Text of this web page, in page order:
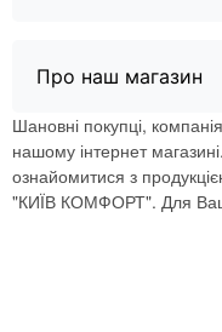
Про наш магазин
Шановні покупці,
нашому інтернет
ознайомитися з
"КИЇВ КОМФОРТ". Для